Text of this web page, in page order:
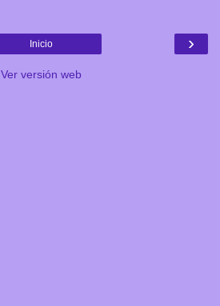
›
Inicio
Ver versión web